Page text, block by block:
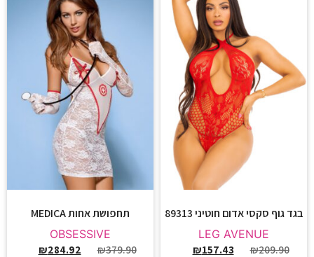
בגד גוף סקסי אדום חוטיני 89313
LEG AVENUE
₪209.90
₪157.43
תחפושת אחות MEDICA
OBSESSIVE
₪379.90
₪284.92